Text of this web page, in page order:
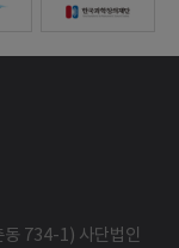
734-1) 사단법인